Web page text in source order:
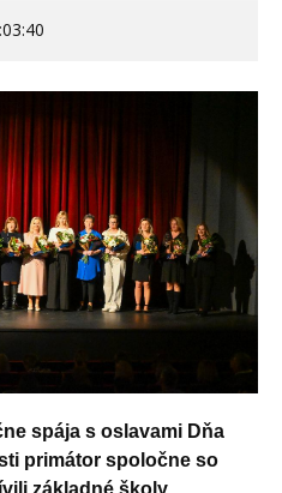
spája s oslavami Dňa
primátor spoločne so